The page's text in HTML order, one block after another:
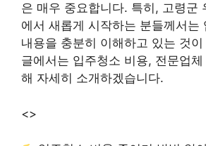
은 매우 중요합니다. 특히, 고령군
에서 새롭게 시작하는 분들께서는
내용을 충분히 이해하고 있는 것
글에서는 입주청소 비용, 전문업
해 자세히 소개하겠습니다.
<>